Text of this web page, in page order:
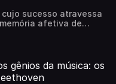
sucesso atravessa
afetiva de
Haydn,
da música
CBN, com o
play na seleção.
gênios da música: os